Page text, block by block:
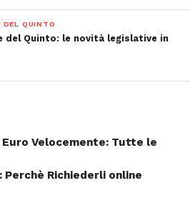
DEL QUINTO
del Quinto: le novità legislative in
Velocemente: Tutte le
Richiederli online